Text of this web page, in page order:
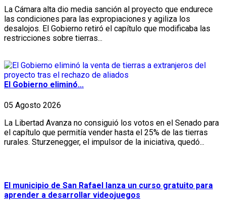
La Cámara alta dio media sanción al proyecto que endurece
las condiciones para las expropiaciones y agiliza los
desalojos. El Gobierno retiró el capítulo que modificaba las
restricciones sobre tierras...
El Gobierno eliminó...
05 Agosto 2026
La Libertad Avanza no consiguió los votos en el Senado para
el capítulo que permitía vender hasta el 25% de las tierras
rurales. Sturzenegger, el impulsor de la iniciativa, quedó...
El municipio de San Rafael lanza un curso gratuito para
aprender a desarrollar videojuegos